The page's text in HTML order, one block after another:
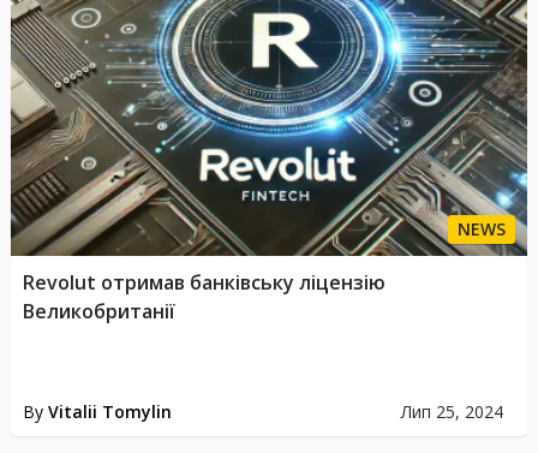
NEWS
By Vitalii Tomylin Лип 25, 2024
Revolut отримав банківську ліцензію
Великобританії